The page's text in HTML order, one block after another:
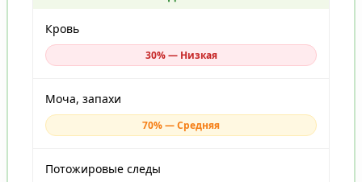
Кровь
30% — Низкая
Моча, запахи
70% — Средняя
Потожировые следы